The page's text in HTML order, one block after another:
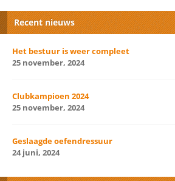
Recent nieuws
Het bestuur is weer compleet
25 november, 2024
Clubkampioen 2024
25 november, 2024
Geslaagde oefendressuur
24 juni, 2024